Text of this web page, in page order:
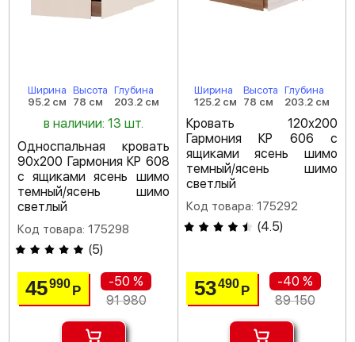
Ширина
95.2 см
Высота
78 см
Глубина
203.2 см
в наличии: 13 шт.
Односпальная кровать
90х200 Гармония КР 608
с ящиками ясень шимо
темный/ясень шимо
светлый
Код товара: 175298
(5)
45990Р
-50 %
91 980
Ширина
125.2 см
Высота
78 см
Глубина
203.2 см
Кровать 120х200
Гармония КР 606 с
ящиками ясень шимо
темный/ясень шимо
светлый
Код товара: 175292
(4.5)
53490 Р
-40 %
89 150